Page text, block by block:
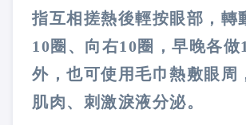
指互相搓熱後輕按眼部，轉
10圈、向右10圈，早晚各做
外，也可使用毛巾熱敷眼周
肌肉、刺激淚液分泌。